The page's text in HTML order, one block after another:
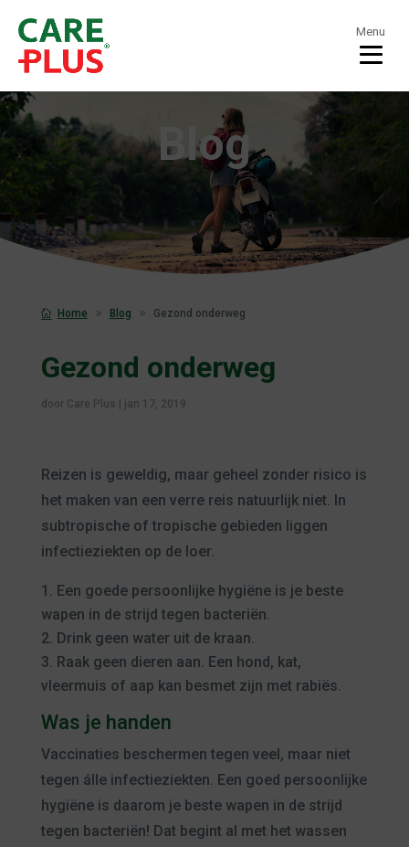
Menu
Blog
Home Blog Gezond onderweg
Gezond onderweg
door Care Plus jan 17, 2019
Reizen is geweldig, maar geheel zonder risico is
het maken van een verre reis natuurlijk niet. In
subtropische of tropische gebieden liggen
infectieziekten op de loer.
Een goede persoonlijke hygiëne is je beste
wapen in de strijd tegen bacteriën.
Drink geen water uit de kraan.
Raak geen dieren aan. Een hond, kat,
vleermuis of aap kan besmet zijn met rabiës.
Was je handen
Vaccinaties beschermen tegen veel, maar niet
tegen álle infectieziekten. Een goed persoonlijke
hygiëne is daarom je beste wapen in de strijd
tegen bacteriën! Dat begint al met het wassen